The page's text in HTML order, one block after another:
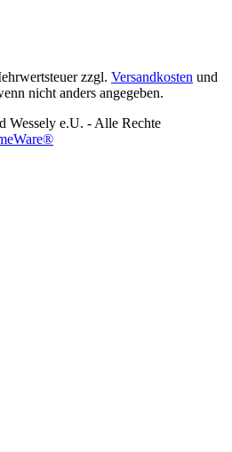
zzgl. Versandkosten und
nicht anders angegeben.
Wessely e.U. - Alle Rechte